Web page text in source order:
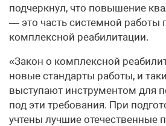
подчеркнул, что повышение
— это часть системной работы
комплексной реабилитации.
«Закон о комплексной
новые стандарты работы, и
выступают инструментом для
под эти требования. При
учтены лучшие отечественные